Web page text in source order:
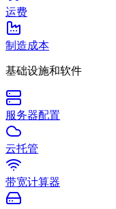
运费
制造成本
基础设施和软件
服务器配置
云托管
带宽计算器